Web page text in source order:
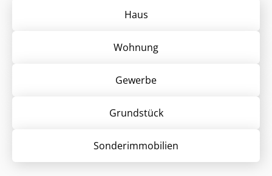
Haus
Wohnung
Gewerbe
Grund­stück
Sonder­immobilien